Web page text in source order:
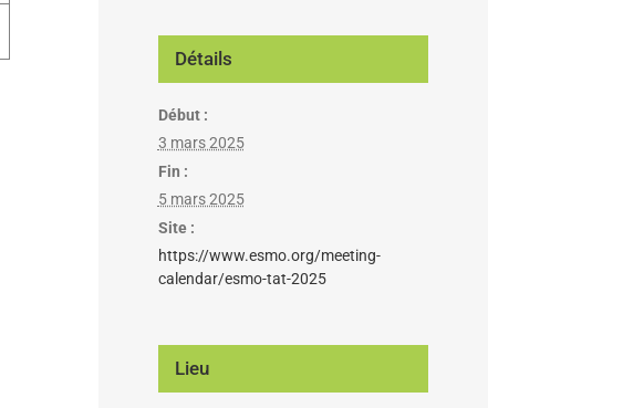
Détails
Début :
3 mars 2025
Fin :
5 mars 2025
Site :
https://www.esmo.org/meeting-
calendar/esmo-tat-2025
Lieu